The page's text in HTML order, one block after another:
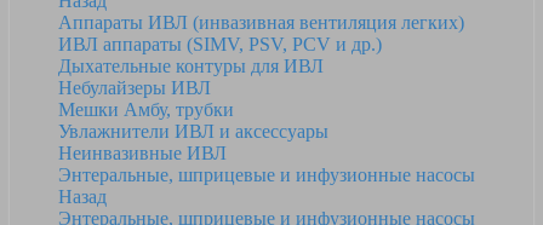
Аппараты ИВЛ (инвазивная вентиляция легких)
ИВЛ аппараты (SIMV, PSV, PCV и др.)
Дыхательные контуры для ИВЛ
Небулайзеры ИВЛ
Мешки Амбу, трубки
Увлажнители ИВЛ и аксессуары
Неинвазивные ИВЛ
Энтеральные, шприцевые и инфузионные насосы
Назад
Энтеральные, шприцевые и инфузионные насосы